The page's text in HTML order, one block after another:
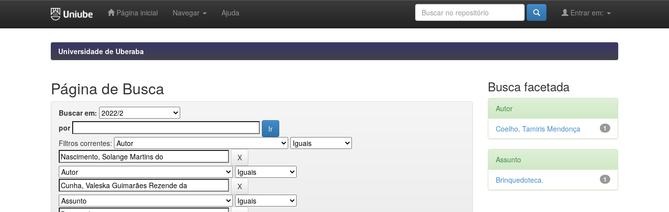
Página inicial Navegar Ajuda Entrar em:
Universidade de Uberaba
Página de Busca
Buscar em:
por
Filtros correntes:
Busca facetada
Autor
1
Coelho, Tamiris Mendonça
Assunto
1
Brinquedoteca.